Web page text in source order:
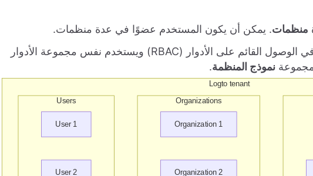
منظمات. يمكن أن يكون المستخدم عضوًا في عدة منظمات.
لكل منظمة، يتم اتباع نمط التحكم في الوصول القائم على الأدوار (RBAC) ويستخدم نفس مجموعة الأدوار
نموذج المنظمة.